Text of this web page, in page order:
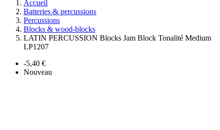
Accueil
Batteries & percussions
Percussions
Blocks & wood-blocks
LATIN PERCUSSION Blocks Jam Block Tonalité Medium
LP1207
-5,40 €
Nouveau